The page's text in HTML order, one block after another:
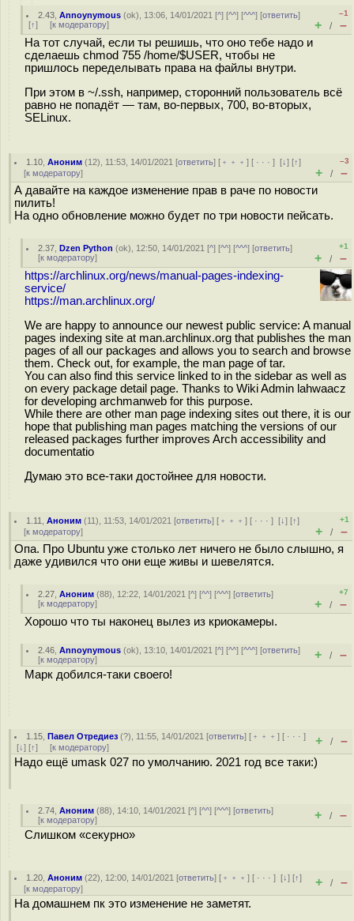
2.43 ,Annoynymous (ok), 13:06, 14/01/2021 [^] [^^] [^^^] [ответить]
[↑] [к модератору]
–1
+ / –
На тот случай, если ты решишь, что оно тебе надо и
сделаешь chmod 755 /home/$USER, чтобы не
пришлось переделывать права на файлы внутри.
При этом в ~/.ssh, например, сторонний пользователь всё
равно не попадёт — там, во-первых, 700, во-вторых,
SELinux.
1.10 ,Аноним (12), 11:53, 14/01/2021 [ответить] [ ﹢﹢﹢] [ · · ·][↓] [↑]
[к модератору]
–3
+ / –
А давайте на каждое изменение прав в раче по новости
пилить!
На одно обновление можно будет по три новости пейсать.
2.37 ,Dzen Python (ok), 12:50, 14/01/2021 [^] [^^] [^^^] [ответить]
[к модератору]
+1
+ / –
https://archlinux.org/news/manual-pages-indexing-
service/
https://man.archlinux.org/
We are happy to announce our newest public service: A manual
pages indexing site at man.archlinux.org that publishes the man
pages of all our packages and allows you to search and browse
them. Check out, for example, the man page of tar.
You can also find this service linked to in the sidebar as well as
on every package detail page. Thanks to Wiki Admin lahwaacz
for developing archmanweb for this purpose.
While there are other man page indexing sites out there, it is our
hope that publishing man pages matching the versions of our
released packages further improves Arch accessibility and
documentatio
Думаю это все-таки достойнее для новости.
1.11 ,Аноним (11), 11:53, 14/01/2021 [ответить] [ ﹢﹢﹢] [ · · ·][↓] [↑]
[к модератору]
+1
+ / –
Опа. Про Ubuntu уже столько лет ничего не было слышно, я
даже удивился что они еще живы и шевелятся.
2.27 ,Аноним (88), 12:22, 14/01/2021 [^] [^^] [^^^] [ответить]
[к модератору]
+7
+ / –
Хорошо что ты наконец вылез из криокамеры.
2.46 ,Annoynymous (ok), 13:10, 14/01/2021 [^] [^^] [^^^] [ответить]
[к модератору] + / –
Марк добился-таки своего!
1.15 ,Павел Отредиез (?), 11:55, 14/01/2021 [ответить] [ ﹢﹢﹢] [ · · ·]
[↓] [↑] [к модератору] + / –
Надо ещё umask 027 по умолчанию. 2021 год все таки:)
2.74 ,Аноним (88), 14:10, 14/01/2021 [^] [^^] [^^^] [ответить]
[к модератору] + / –
Слишком «секурно»
1.20 ,Аноним (22), 12:00, 14/01/2021 [ответить] [ ﹢﹢﹢] [ · · ·][↓] [↑]
[к модератору] + / –
На домашнем пк это изменение не заметят.